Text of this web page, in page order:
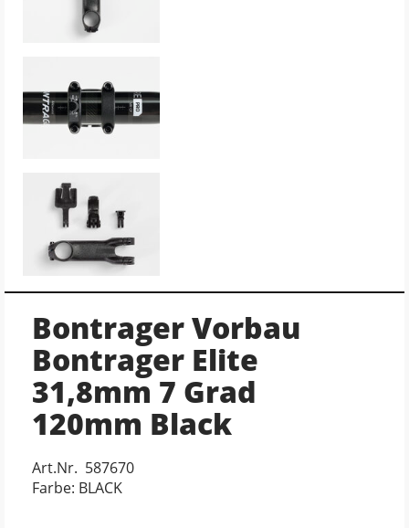
Bontrager Vorbau
Bontrager Elite
31,8mm 7 Grad
120mm Black
Art.Nr. 587670
Farbe: BLACK